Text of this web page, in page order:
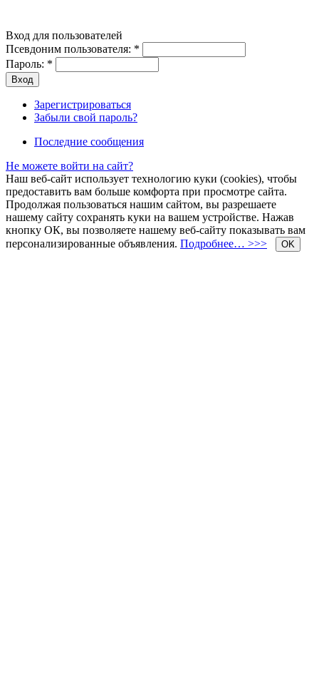
Вход для пользователей
Псевдоним пользователя: *
Пароль: *
Зарегистрироваться
Забыли свой пароль?
Последние сообщения
Не можете войти на сайт?
Наш веб-сайт использует технологию куки (cookies), чтобы
предоставить вам больше комфорта при просмотре сайта.
Продолжая пользоваться нашим сайтом, вы разрешаете
нашему сайту сохранять куки на вашем устройстве. Нажав
кнопку ОК, вы позволяете нашему веб-сайту показывать вам
персонализированные объявления. Подробнее… >>> OK